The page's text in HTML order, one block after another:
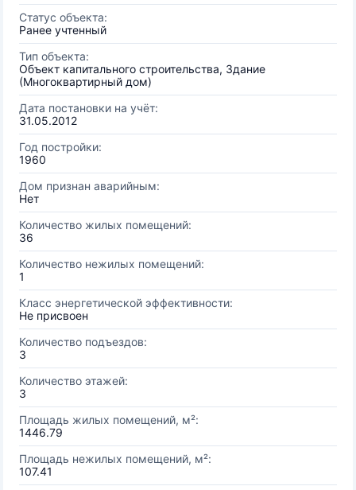
Статус объекта:
Ранее учтенный
Тип объекта:
Объект капитального строительства, Здание
(Многоквартирный дом)
Дата постановки на учёт:
31.05.2012
Год постройки:
1960
Дом признан аварийным:
Нет
Количество жилых помещений:
36
Количество нежилых помещений:
1
Класс энергетической эффективности:
Не присвоен
Количество подъездов:
3
Количество этажей:
3
Площадь жилых помещений, м²:
1446.79
Площадь нежилых помещений, м²:
107.41